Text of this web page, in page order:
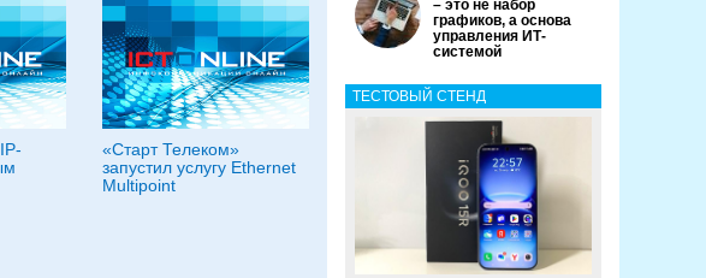
«Старт Телеком»
запустил услугу Ethernet
Multipoint
– это не набор
графиков, а основа
управления ИТ-
системой
ТЕСТОВЫЙ СТЕНД